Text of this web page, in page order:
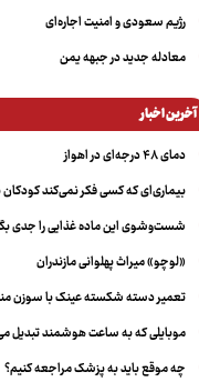
رژیم سعودی و امنیت اجاره‌ای
معادله جدید در جبهه یمن
آخرین اخبار
دمای ۴۸ درجه‌ای در اهواز
بیماری‌ای که کسی فکر نمی‌کند کودکان
شست‌وشوی این ماده غذایی را جدی
«لوچو» میراث پهلوانی مازندران
تعمیر دسته شکسته عینک با سوزن
موبایلی که به ساعت هوشمند تبدیل
چه موقع باید به پزشک مراجعه کنیم؟